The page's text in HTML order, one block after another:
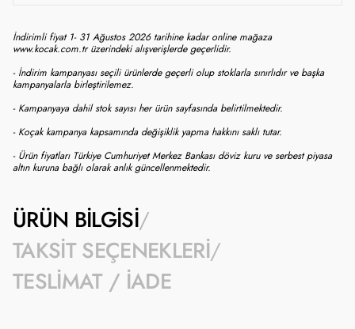
İndirimli fiyat 1- 31 Ağustos 2026 tarihine kadar online mağaza
www.kocak.com.tr üzerindeki alışverişlerde geçerlidir.
- İndirim kampanyası seçili ürünlerde geçerli olup stoklarla sınırlıdır ve başka
kampanyalarla birleştirilemez.
- Kampanyaya dahil stok sayısı her ürün sayfasında belirtilmektedir.
- Koçak kampanya kapsamında değişiklik yapma hakkını saklı tutar.
- Ürün fiyatları Türkiye Cumhuriyet Merkez Bankası döviz kuru ve serbest piyasa
altın kuruna bağlı olarak anlık güncellenmektedir.
ÜRÜN BILGISI
TAKSIT SEÇENEKLERI
TESLIMAT / İADE